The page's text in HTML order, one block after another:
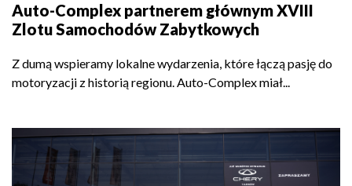
Auto-Complex partnerem głównym XVIII
Zlotu Samochodów Zabytkowych
Z dumą wspieramy lokalne wydarzenia, które łączą pasję do
motoryzacji z historią regionu. Auto-Complex miał...